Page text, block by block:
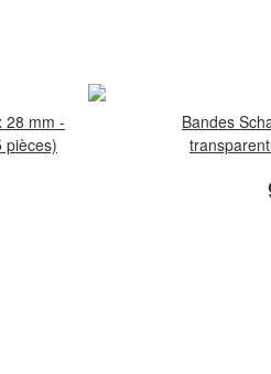
28 mm -
pièces)
Bandes